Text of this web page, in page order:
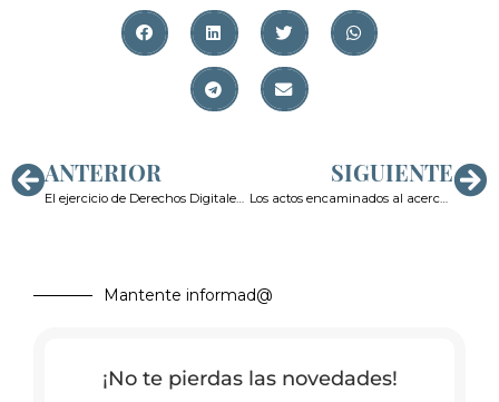
ANTERIOR
El ejercicio de Derechos Digitales en caso de Suplantación de Identidad
SIGUIENTE
Los actos encaminados al acercamiento en el delito de ciberacoso sexual de menores
Mantente informad@
¡No te pierdas las novedades!